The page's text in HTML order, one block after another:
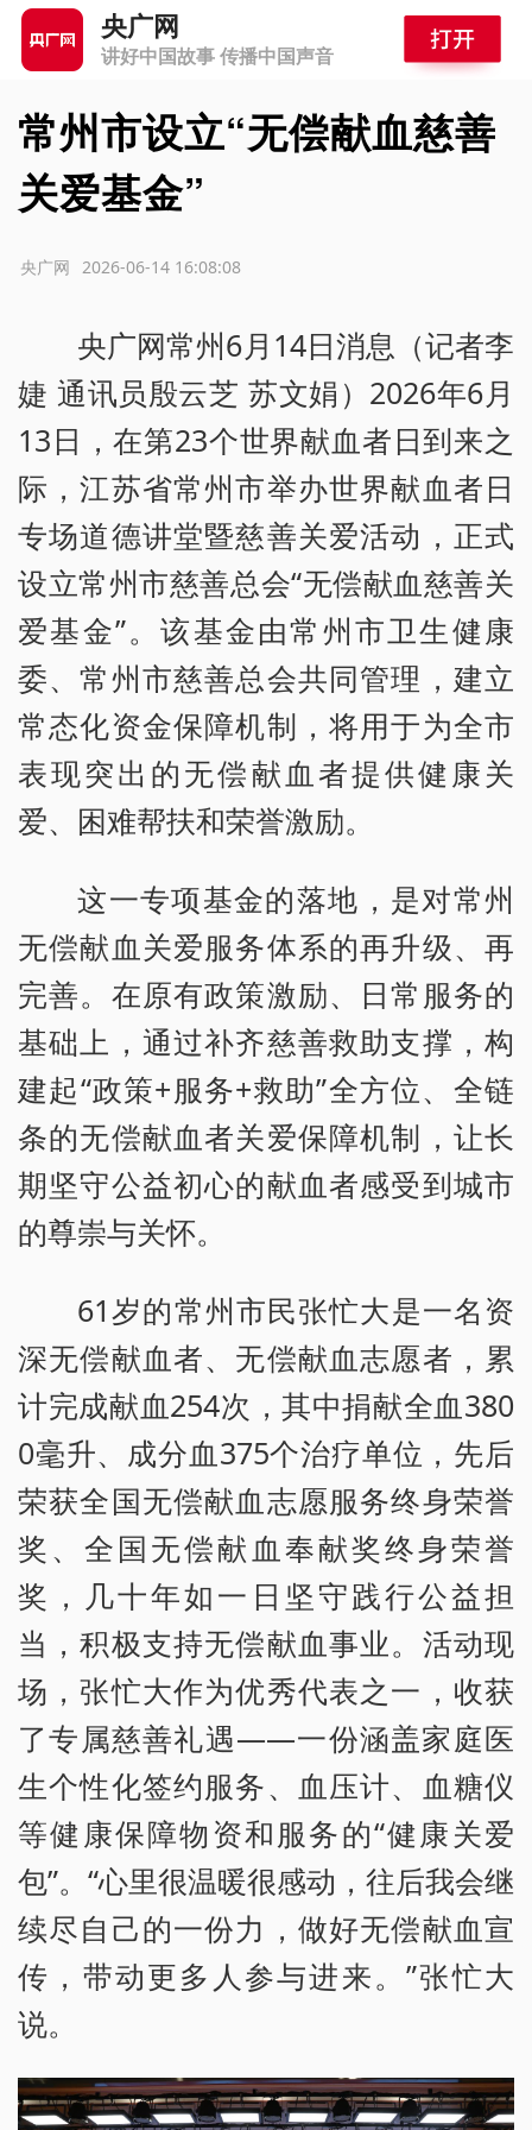
央广网
讲好中国故事 传播中国声音
常州市设立“无偿献血慈善
关爱基金”
2026-06-14 16:08:08
央广网
央广网常州6月14日消息（记者李
婕 通讯员殷云芝 苏文娟）2026年6月
13日，在第23个世界献血者日到来之
际，江苏省常州市举办世界献血者日
专场道德讲堂暨慈善关爱活动，正式
设立常州市慈善总会“无偿献血慈善关
爱基金”。该基金由常州市卫生健康
委、常州市慈善总会共同管理，建立
常态化资金保障机制，将用于为全市
表现突出的无偿献血者提供健康关
爱、困难帮扶和荣誉激励。
这一专项基金的落地，是对常州
无偿献血关爱服务体系的再升级、再
完善。在原有政策激励、日常服务的
基础上，通过补齐慈善救助支撑，构
建起“政策+服务+救助”全方位、全链
条的无偿献血者关爱保障机制，让长
期坚守公益初心的献血者感受到城市
的尊崇与关怀。
61岁的常州市民张忙大是一名资
深无偿献血者、无偿献血志愿者，累
计完成献血254次，其中捐献全血380
0毫升、成分血375个治疗单位，先后
荣获全国无偿献血志愿服务终身荣誉
奖、全国无偿献血奉献奖终身荣誉
奖，几十年如一日坚守践行公益担
当，积极支持无偿献血事业。活动现
场，张忙大作为优秀代表之一，收获
了专属慈善礼遇——一份涵盖家庭医
生个性化签约服务、血压计、血糖仪
等健康保障物资和服务的“健康关爱
包”。“心里很温暖很感动，往后我会继
续尽自己的一份力，做好无偿献血宣
传，带动更多人参与进来。”张忙大
说。